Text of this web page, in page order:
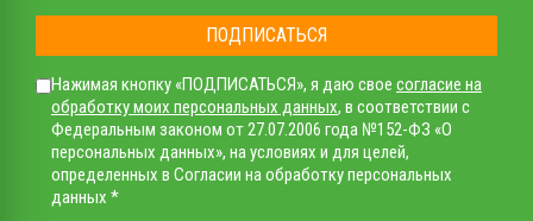
ПОДПИСАТЬСЯ
Нажимая кнопку «ПОДПИСАТЬСЯ», я даю свое согласие на
обработку моих персональных данных, в соответствии с
Федеральным законом от 27.07.2006 года №152-ФЗ «О
персональных данных», на условиях и для целей,
определенных в Согласии на обработку персональных
данных *